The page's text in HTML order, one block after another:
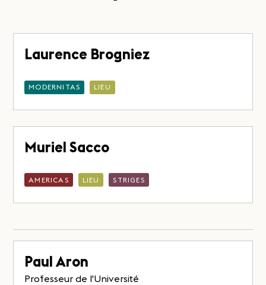
Laurence Brogniez
MODERNITAS LIEU
Muriel Sacco
AMERICAS LIEU STRIGES
Paul Aron
Professeur de l'Université